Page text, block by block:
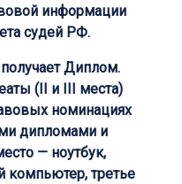
информации
судей РФ.
Диплом.
(II и III места)
номинациях
дипломами и
— ноутбук,
компьютер, третье